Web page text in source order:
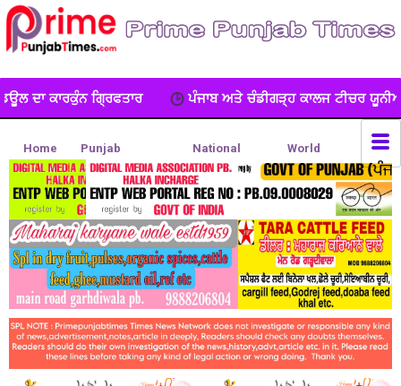
ਪੰਜਾਬ ਅਤੇ ਚੰਡੀਗੜ੍ਹ ਕਾਲਜ ਟੀਚਰ ਯੂਨੀਅਨ ਦਾ ਧਰਨਾ, ਕੀਤੀ
Home Punjab National World